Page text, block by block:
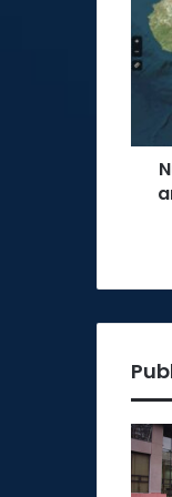
digital
el
análisis
estado
y
país